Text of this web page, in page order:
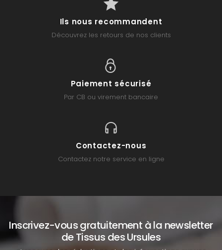
Ils nous recommandent
Découvrez les retours de nos clients
Paiement sécurisé
Par CB ou virement bancaire
Contactez-nous
Contactez notre service en ligne
Inscrivez-vous gratuitement à la newsletter
de Tissus des Ursules